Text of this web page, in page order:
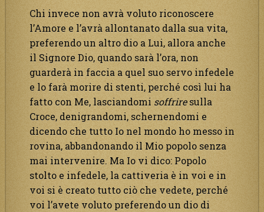
Chi invece non avrà voluto riconoscere
l’Amore e l’avrà allontanato dalla sua vita,
preferendo un altro dio a Lui, allora anche
il Signore Dio, quando sarà l’ora, non
guarderà in faccia a quel suo servo infedele
e lo farà morire di stenti, perché così lui ha
fatto con Me, lasciandomi soffriresulla
Croce, denigrandomi, schernendomi e
dicendo che tutto Io nel mondo ho messo in
rovina, abbandonando il Mio popolo senza
mai intervenire. Ma Io vi dico: Popolo
stolto e infedele, la cattiveria è in voi e in
voi si è creato tutto ciò che vedete, perché
voi l’avete voluto preferendo un dio di